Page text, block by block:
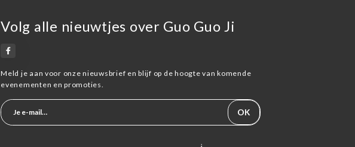
Volg alle nieuwtjes over Guo Guo Ji
Meld je aan voor onze nieuwsbrief en blijf op de hoogte van komende
evenementen en promoties.
OK